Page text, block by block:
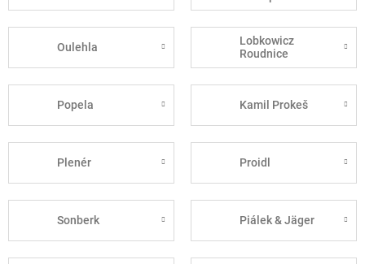
Oulehla
Lobkowicz
Roudnice
Popela Kamil Prokeš
Plenér Proidl
Sonberk Piálek & Jäger